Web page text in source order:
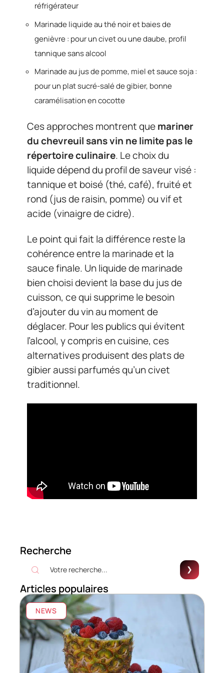
réfrigérateur
Marinade liquide au thé noir et baies de
genièvre : pour un civet ou une daube, profil
tannique sans alcool
Marinade au jus de pomme, miel et sauce soja :
pour un plat sucré-salé de gibier, bonne
caramélisation en cocotte
Ces approches montrent quemariner
du chevreuil sans vin ne limite pas le
répertoire culinaire. Le choix du
liquide dépend du profil de saveur visé :
tannique et boisé (thé, café), fruité et
rond (jus de raisin, pomme) ou vif et
acide (vinaigre de cidre).
Le point qui fait la différence reste la
cohérence entre la marinade et la
sauce finale. Un liquide de marinade
bien choisi devient la base du jus de
cuisson, ce qui supprime le besoin
d’ajouter du vin au moment de
déglacer. Pour les publics qui évitent
l’alcool, y compris en cuisine, ces
alternatives produisent des plats de
gibier aussi parfumés qu’un civet
traditionnel.
Recherche
Articles populaires
NEWS